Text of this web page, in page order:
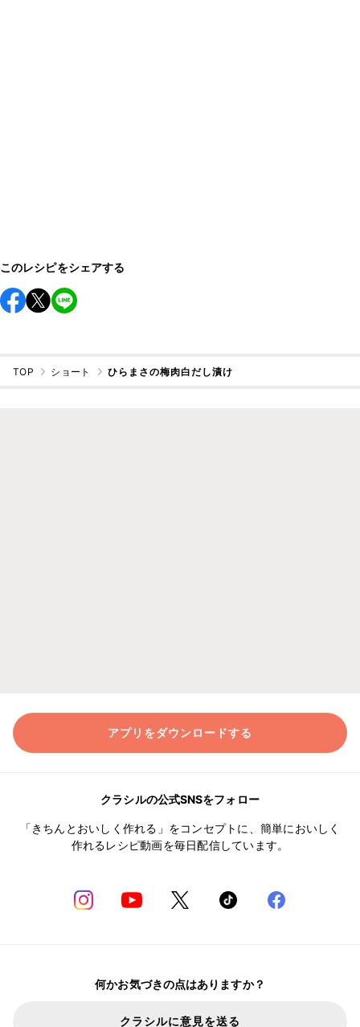
このレシピをシェアする
TOP ショート ひらまさの梅肉白だし漬け
アプリをダウンロードする
クラシルの公式SNSをフォロー
「きちんとおいしく作れる」をコンセプトに、簡単においしく
作れるレシピ動画を毎日配信しています。
何かお気づきの点はありますか？
クラシルに意見を送る